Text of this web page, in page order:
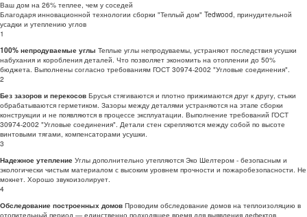
Ваш дом на 26% теплее, чем у соседей
Благодаря инновационной технологии сборки "Теплый дом" Tedwood, принудительной
усадки и утеплению углов
1
100% непродуваемые углы Теплые углы непродуваемы, устраняют последствия усушки
набухания и коробления деталей. Что позволяет экономить на отоплении до 50%
бюджета. Выполнены согласно требованиям ГОСТ 30974-2002 "Угловые соединения".
2
Без зазоров и перекосов Брусья стягиваются и плотно прижимаются друг к другу, стыки
обрабатываются герметиком. Зазоры между деталями устраняются на этапе сборки
конструкции и не появляются в процессе эксплуатации. Выполнение требований ГОСТ
30974-2002 "Угловые соединения". Детали стен скрепляются между собой по высоте
винтовыми тягами, компенсаторами усушки.
3
Надежное утепление Углы дополнительно утепляются Эко Шелтером - безопасным и
экологически чистым материалом с высоким уровнем прочности и пожаробезопасности. Не
мокнет. Хорошо звукоизолирует.
4
Обследование построенных домов Проводим обследование домов на теплоизоляцию в
отопительный период — единственно подходящее время для выявления дефектов